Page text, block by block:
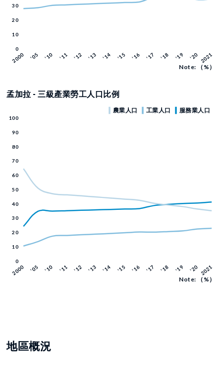
Note: （%）
孟加拉 - 三級產業勞工人口比例
Note: （%）
地區概況